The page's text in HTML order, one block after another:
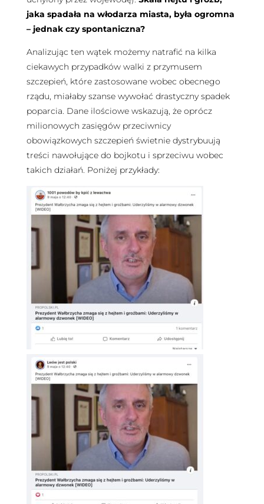
jaka spadała na włodarza miasta, była ogromna
– jednak czy spontaniczna?
Analizując ten wątek możemy natrafić na kilka
ciekawych przypadków walki z przymusem
szczepień, które zastosowane wobec obecnego
rządu, miałaby szanse wywołać drastyczny spadek
poparcia. Dane ilościowe wskazują, że oprócz
milionowych zasięgów przeciwnicy
obowiązkowych szczepień świetnie dystrybuują
treści nawołujące do bojkotu i sprzeciwu wobec
takich działań. Poniżej przykłady: